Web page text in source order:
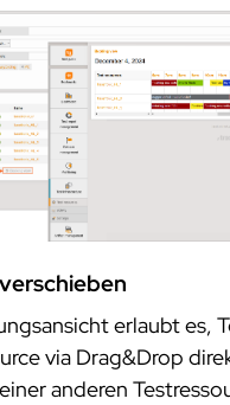
erlaubt es,
via Drag&Drop
anderen